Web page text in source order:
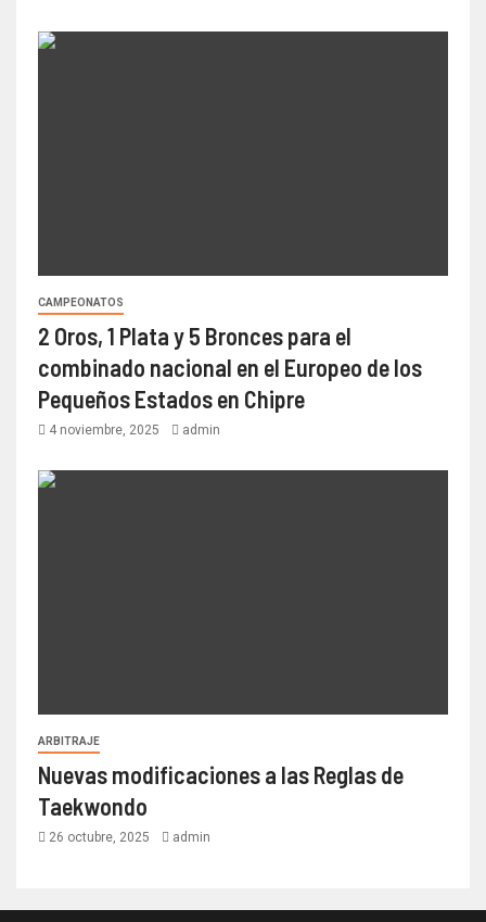
CAMPEONATOS
2 Oros, 1 Plata y 5 Bronces para el
combinado nacional en el Europeo de los
Pequeños Estados en Chipre
4 noviembre, 2025 admin
ARBITRAJE
Nuevas modificaciones a las Reglas de
Taekwondo
26 octubre, 2025 admin